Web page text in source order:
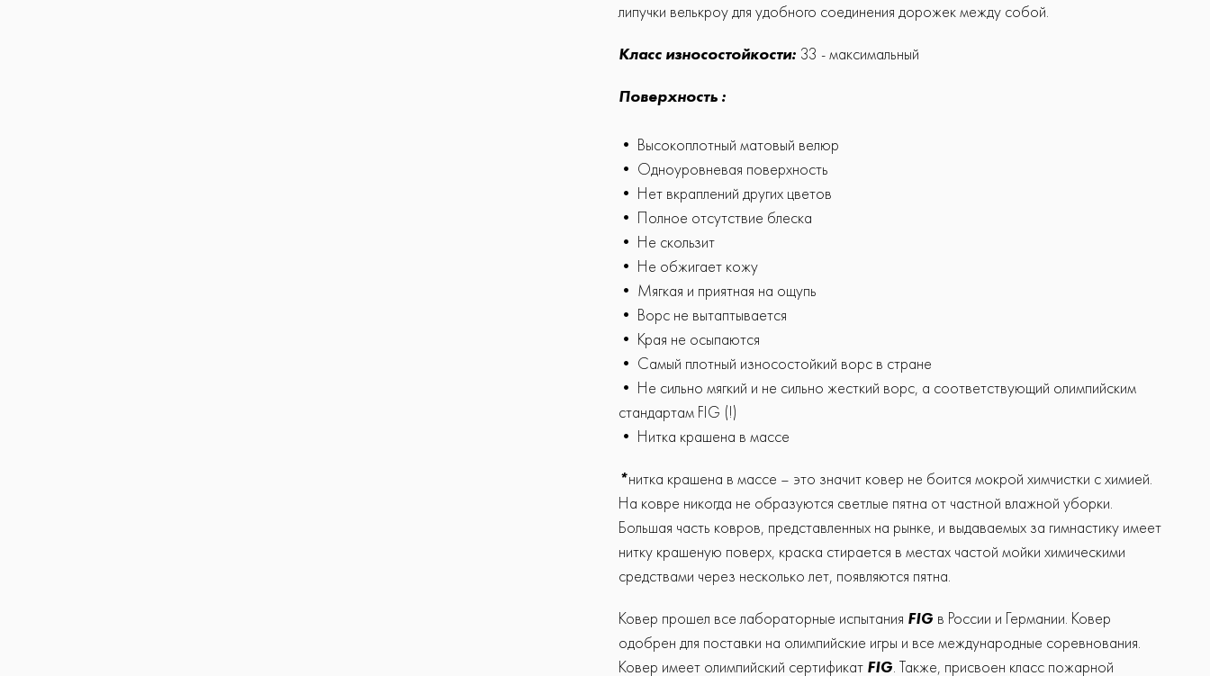
липучки велькроу для удобного соединения дорожек между собой.
Класс износостойкости: 33 - максимальный
Поверхность :
• Высокоплотный матовый велюр
• Одноуровневая поверхность
• Нет вкраплений других цветов
• Полное отсутствие блеска
• Не скользит
• Не обжигает кожу
• Мягкая и приятная на ощупь
• Ворс не вытаптывается
• Края не осыпаются
• Cамый плотный износостойкий ворс в стране
• Не сильно мягкий и не сильно жесткий ворс, а соответствующий олимпийским
стандартам FIG (!)
• Нитка крашена в массе
*нитка крашена в массе – это значит ковер не боится мокрой химчистки с химией.
На ковре никогда не образуются светлые пятна от частной влажной уборки.
Большая часть ковров, представленных на рынке, и выдаваемых за гимнастику имеет
нитку крашеную поверх, краска стирается в местах частой мойки химическими
средствами через несколько лет, появляются пятна.
Ковер прошел все лабораторные испытания FIG в России и Германии. Ковер
одобрен для поставки на олимпийские игры и все международные соревнования.
Ковер имеет олимпийский сертификат FIG. Также, присвоен класс пожарной